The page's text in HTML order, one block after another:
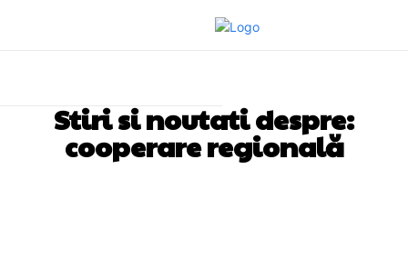
Stiri si noutati despre:
cooperare regională